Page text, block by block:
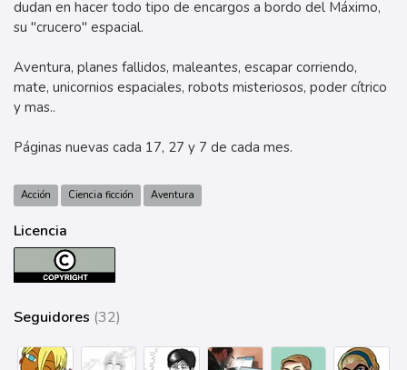
dudan en hacer todo tipo de encargos a bordo del Máximo,
su "crucero" espacial.
Aventura, planes fallidos, maleantes, escapar corriendo,
mate, unicornios espaciales, robots misteriosos, poder cítrico
y mas..
Páginas nuevas cada 17, 27 y 7 de cada mes.
Acción Ciencia ficción Aventura
Licencia
Seguidores (32)